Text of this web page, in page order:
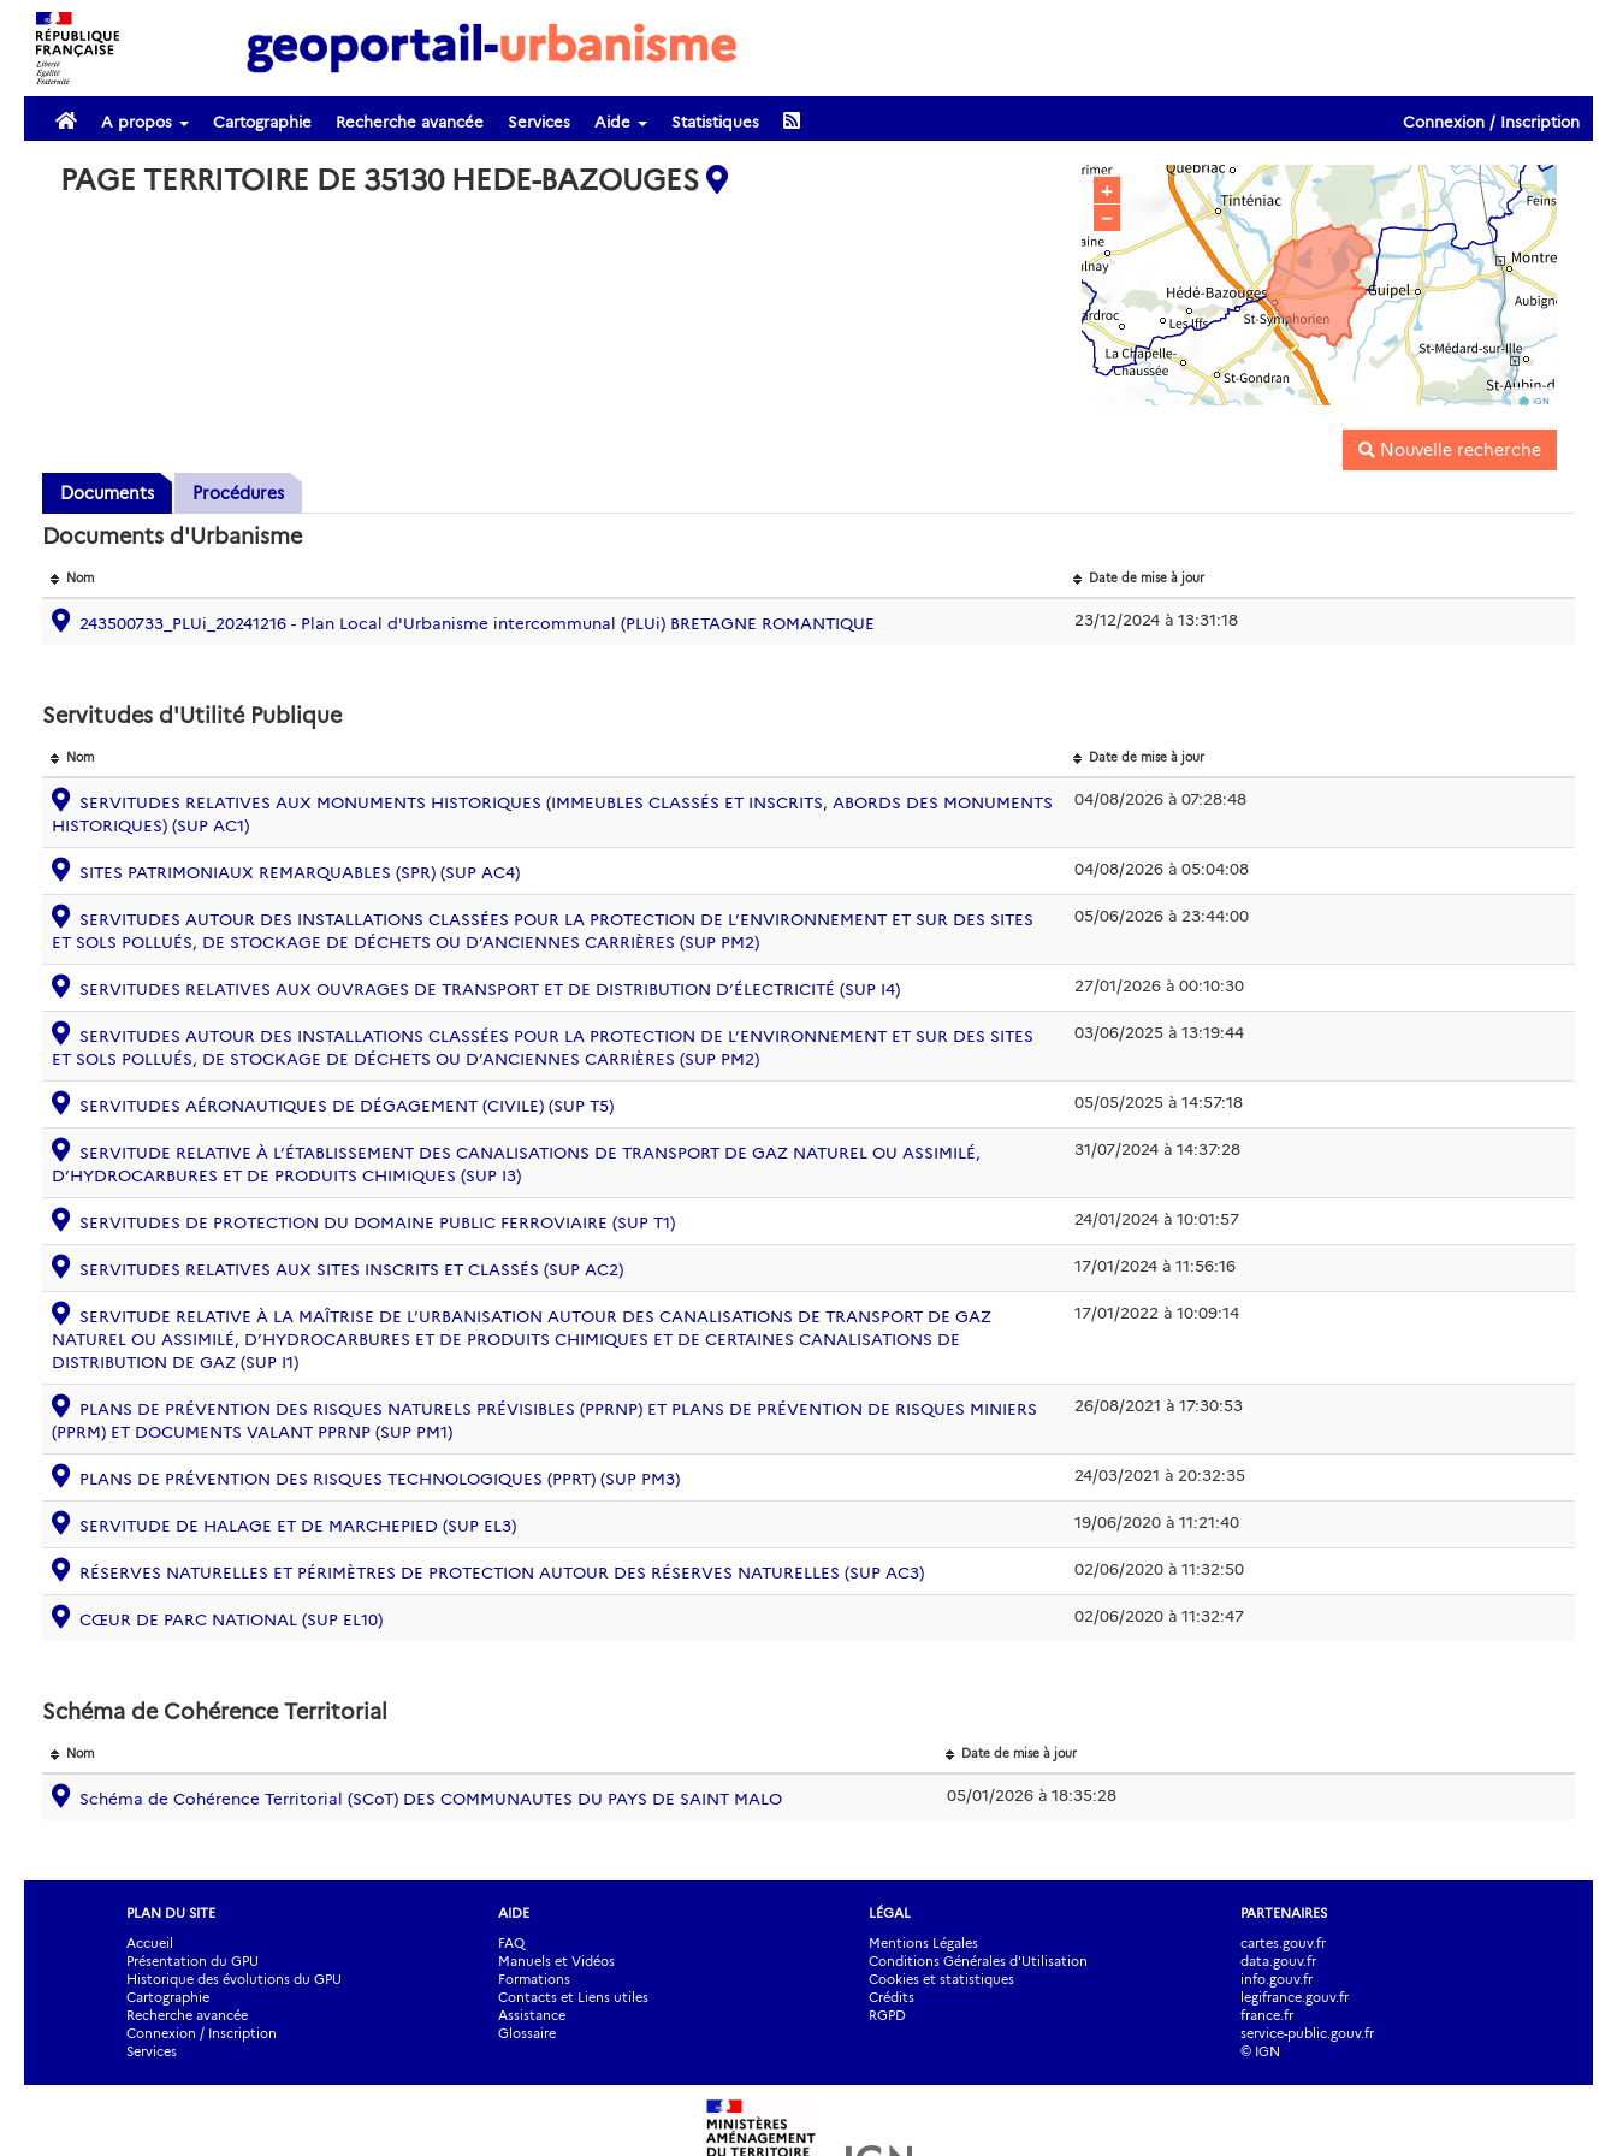
A propos Cartographie Recherche avancée Services Aide Statistiques Connexion / Inscription
PAGE TERRITOIRE DE 35130 HEDE-BAZOUGES
+
−
IGN
Nouvelle recherche
Documents
Procédures
Documents d'Urbanisme
Nom Date de mise à jour
243500733_PLUi_20241216 - Plan Local d'Urbanisme intercommunal (PLUi) BRETAGNE ROMANTIQUE 23/12/2024 à 13:31:18
Servitudes d'Utilité Publique
Nom Date de mise à jour
SERVITUDES RELATIVES AUX MONUMENTS HISTORIQUES (IMMEUBLES CLASSÉS ET INSCRITS, ABORDS DES MONUMENTS
HISTORIQUES) (SUP AC1)
04/08/2026 à 07:28:48
SITES PATRIMONIAUX REMARQUABLES (SPR) (SUP AC4) 04/08/2026 à 05:04:08
SERVITUDES AUTOUR DES INSTALLATIONS CLASSÉES POUR LA PROTECTION DE L’ENVIRONNEMENT ET SUR DES SITES
ET SOLS POLLUÉS, DE STOCKAGE DE DÉCHETS OU D’ANCIENNES CARRIÈRES (SUP PM2)
05/06/2026 à 23:44:00
SERVITUDES RELATIVES AUX OUVRAGES DE TRANSPORT ET DE DISTRIBUTION D’ÉLECTRICITÉ (SUP I4) 27/01/2026 à 00:10:30
SERVITUDES AUTOUR DES INSTALLATIONS CLASSÉES POUR LA PROTECTION DE L’ENVIRONNEMENT ET SUR DES SITES
ET SOLS POLLUÉS, DE STOCKAGE DE DÉCHETS OU D’ANCIENNES CARRIÈRES (SUP PM2)
03/06/2025 à 13:19:44
SERVITUDES AÉRONAUTIQUES DE DÉGAGEMENT (CIVILE) (SUP T5) 05/05/2025 à 14:57:18
SERVITUDE RELATIVE À L’ÉTABLISSEMENT DES CANALISATIONS DE TRANSPORT DE GAZ NATUREL OU ASSIMILÉ,
D’HYDROCARBURES ET DE PRODUITS CHIMIQUES (SUP I3)
31/07/2024 à 14:37:28
SERVITUDES DE PROTECTION DU DOMAINE PUBLIC FERROVIAIRE (SUP T1) 24/01/2024 à 10:01:57
SERVITUDES RELATIVES AUX SITES INSCRITS ET CLASSÉS (SUP AC2) 17/01/2024 à 11:56:16
SERVITUDE RELATIVE À LA MAÎTRISE DE L’URBANISATION AUTOUR DES CANALISATIONS DE TRANSPORT DE GAZ
NATUREL OU ASSIMILÉ, D’HYDROCARBURES ET DE PRODUITS CHIMIQUES ET DE CERTAINES CANALISATIONS DE
DISTRIBUTION DE GAZ (SUP I1)
17/01/2022 à 10:09:14
PLANS DE PRÉVENTION DES RISQUES NATURELS PRÉVISIBLES (PPRNP) ET PLANS DE PRÉVENTION DE RISQUES MINIERS
(PPRM) ET DOCUMENTS VALANT PPRNP (SUP PM1)
26/08/2021 à 17:30:53
PLANS DE PRÉVENTION DES RISQUES TECHNOLOGIQUES (PPRT) (SUP PM3) 24/03/2021 à 20:32:35
SERVITUDE DE HALAGE ET DE MARCHEPIED (SUP EL3) 19/06/2020 à 11:21:40
RÉSERVES NATURELLES ET PÉRIMÈTRES DE PROTECTION AUTOUR DES RÉSERVES NATURELLES (SUP AC3) 02/06/2020 à 11:32:50
CŒUR DE PARC NATIONAL (SUP EL10) 02/06/2020 à 11:32:47
Schéma de Cohérence Territorial
Nom Date de mise à jour
Schéma de Cohérence Territorial (SCoT) DES COMMUNAUTES DU PAYS DE SAINT MALO 05/01/2026 à 18:35:28
PLAN DU SITE
Accueil
Présentation du GPU
Historique des évolutions du GPU
Cartographie
Recherche avancée
Connexion / Inscription
Services
AIDE
FAQ
Manuels et Vidéos
Formations
Contacts et Liens utiles
Assistance
Glossaire
LÉGAL
Mentions Légales
Conditions Générales d'Utilisation
Cookies et statistiques
Crédits
RGPD
PARTENAIRES
cartes.gouv.fr
data.gouv.fr
info.gouv.fr
legifrance.gouv.fr
france.fr
service-public.gouv.fr
© IGN